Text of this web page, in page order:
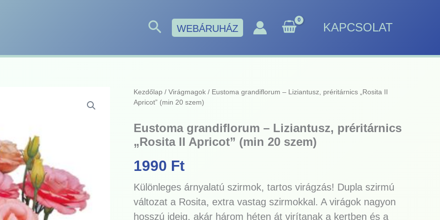
SearchWEBÁRUHÁZ KAPCSOLAT
Kezdőlap / Virágmagok / Eustoma grandiflorum – Liziantusz, préritárnics „Rosita II
Apricot” (min 20 szem)
Eustoma grandiflorum – Liziantusz, préritárnics
„Rosita II Apricot” (min 20 szem)
1990 Ft
Különleges árnyalatú szirmok, tartos virágzás! Dupla szirmú
változat a Rosita, extra vastag szirmokkal. A virágok nagyon
hosszú ideig, akár három héten át virítanak a kertben és a
Eustoma
grandiflorum
préritárnics
"Rosita
II
Apricot"
(min
szem)
mennyiség